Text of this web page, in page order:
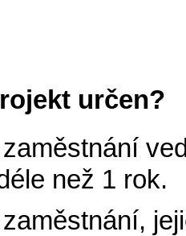
určen?
než 1 rok.